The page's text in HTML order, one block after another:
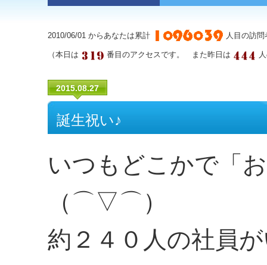
2010/06/01 からあなたは累計 人目の訪
（本日は 番目のアクセスです。 また昨日は
2015.08.27
誕生祝い♪
いつもどこかで「
（⌒▽⌒）
約２４０人の社員